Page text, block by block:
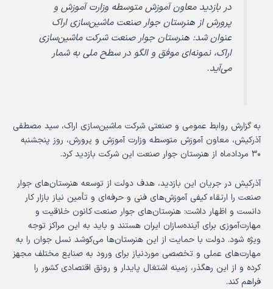
در بازدید معاون آموزش متوسطه وزارت آموزش و
پرورش از هنرستان جوار صنعت ماشین‌سازی اراک
عنوان شد: هنرستان جوار صنعت شرکت ماشین‌سازی
اراک، نمونه‌ای موفق و الگو در سطح ملی به شمار
می‌آید.
به گزارش روابط عمومی و صنعتی شرکت ماشین‌سازی اراک، سید مصطفی
آذرکیش، معاون آموزش متوسطه وزارت آموزش و پرورش، روز پنجشنبه
۳۰ مردادماه از هنرستان جوار صنعت این شرکت بازدید کرد.
آذرکیش در جریان این بازدید، هدف دولت از توسعه هنرستان‌های جوار
صنعت را ارتقاء کیفی آموزش‌های فنی و حرفه‌ای و تأمین نیاز بازار کار
دانست و اظهار داشت: هنرستان‌های جوار صنعت کانون خلاقیت و
مهارت‌آموزی برای آینده‌سازان ایران هستند و باید به این مراکز توجه
ویژه شود. دولت با حمایت از این هنرستان‌ها می‌کوشد نسل جوان را به
مهارت‌های عملی و تخصصی موردنیاز برای ورود به صنایع مختلف مجهز
کرده و از این رهگذر، زمینه اشتغال پایدار و رونق اقتصادی کشور را
فراهم کند.